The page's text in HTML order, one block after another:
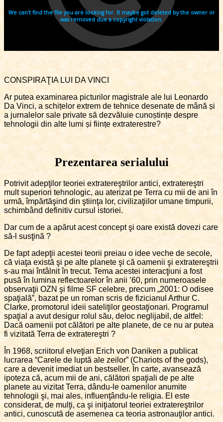
CONSPIRAŢIA LUI DA VINCI
Ar putea examinarea picturilor magistrale ale lui Leonardo
Da Vinci, a schițelor extrem de tehnice desenate de mână și
a jurnalelor sale private să dezvăluie cunoștințe despre
tehnologii din alte lumi și ființe extraterestre?
Prezentarea serialului
Potrivit adepţilor teoriei extratereştrilor antici, extratereştri
mult superiori tehnologic, au aterizat pe Terra cu mii de ani în
urmă, împărtăşind din ştiinţa lor, civilizaţiilor umane timpurii,
schimbând definitiv cursul istoriei.
Dar cum de a apărut acest concept şi oare există dovezi care
să-l susţină ?
De fapt adepţii acestei teorii preiau o idee veche de secole,
că viaţa există şi pe alte planete şi că oamenii şi extratereştrii
s-au mai întâlnit în trecut. Tema acestei interacţiuni a fost
pusă în lumina reflectoarelor în anii ’60, prin numeroasele
observaţii OZN şi filme SF celebre, precum „2001: O odisee
spaţială”, bazat pe un roman scris de fizicianul Arthur C.
Clarke, promotorul ideii sateliţilor geostaţionari. Programul
spaţial a avut desigur rolul său, deloc neglijabil, de altfel:
Dacă oamenii pot călători pe alte planete, de ce nu ar putea
fi vizitată Terra de extratereştri ?
În 1968, scriitorul elveţian Erich von Daniken a publicat
lucrarea “Carele de luptă ale zeilor” (Chariots of the gods),
care a devenit imediat un bestseller. În carte, avansează
ipoteza că, acum mii de ani, călători spaţiali de pe alte
planete au vizitat Terra, dându-le oamenilor anumite
tehnologii şi, mai ales, influenţându-le religia. El este
considerat, de mulţi, ca şi iniţiatorul teoriei extratereştrilor
antici, cunoscută de asemenea ca teoria astronauţilor antici.